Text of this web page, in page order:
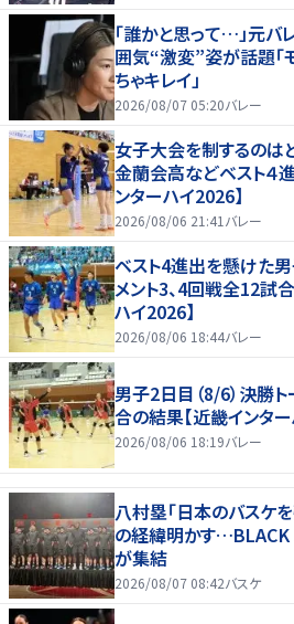
「誰かと思って…」元
囲気“激変”姿が話題「
ちゃキレイ」
2026/08/07 05:20バレー
女子大会を制するの
金蘭会高などベスト４
ンターハイ2026】
2026/08/06 21:41 バレー
ベスト4進出を懸けた
メント3、4回戦全12試
ハイ2026】
2026/08/06 18:44バレー
男子2日目（8/6）決勝
合の結果【近畿インター
2026/08/06 18:19バレー
八村塁「日本のバスケ
の経緯明かす
が集結
2026/08/07 08:42バスケ